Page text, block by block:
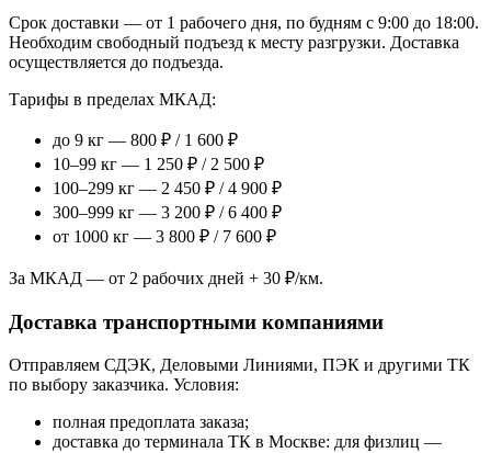
Срок доставки — от 1 рабочего дня, по будням с 9:00 до 18:00.
Необходим свободный подъезд к месту разгрузки. Доставка
осуществляется до подъезда.
Тарифы в пределах МКАД:
до 9 кг — 800 ₽ / 1 600 ₽
10–99 кг — 1 250 ₽ / 2 500 ₽
100–299 кг — 2 450 ₽ / 4 900 ₽
300–999 кг — 3 200 ₽ / 6 400 ₽
от 1000 кг — 3 800 ₽ / 7 600 ₽
За МКАД — от 2 рабочих дней + 30 ₽/км.
Доставка транспортными компаниями
Отправляем СДЭК, Деловыми Линиями, ПЭК и другими ТК
по выбору заказчика. Условия:
полная предоплата заказа;
доставка до терминала ТК в Москве: для физлиц —